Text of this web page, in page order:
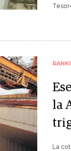
la
La